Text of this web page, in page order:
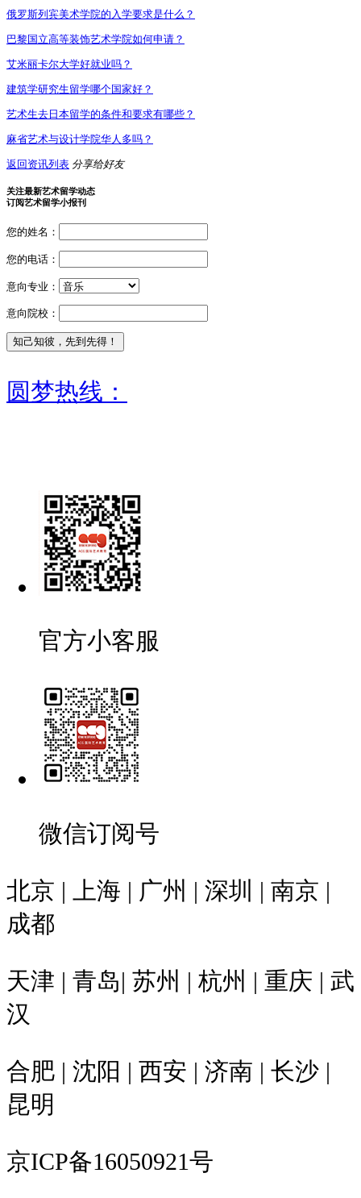
俄罗斯列宾美术学院的入学要求是什么？
巴黎国立高等装饰艺术学院如何申请？
艾米丽卡尔大学好就业吗？
建筑学研究生留学哪个国家好？
艺术生去日本留学的条件和要求有哪些？
麻省艺术与设计学院华人多吗？
返回资讯列表 分享给好友
关注最新艺术留学动态
订阅艺术留学小报刊
您的姓名：
您的电话：
意向专业：
意向院校：
圆梦热线：
官方小客服
微信订阅号
北京 | 上海 | 广州 | 深圳 | 南京 |
成都
天津 | 青岛| 苏州 | 杭州 | 重庆 | 武
汉
合肥 | 沈阳 | 西安 | 济南 | 长沙 |
昆明
京ICP备16050921号